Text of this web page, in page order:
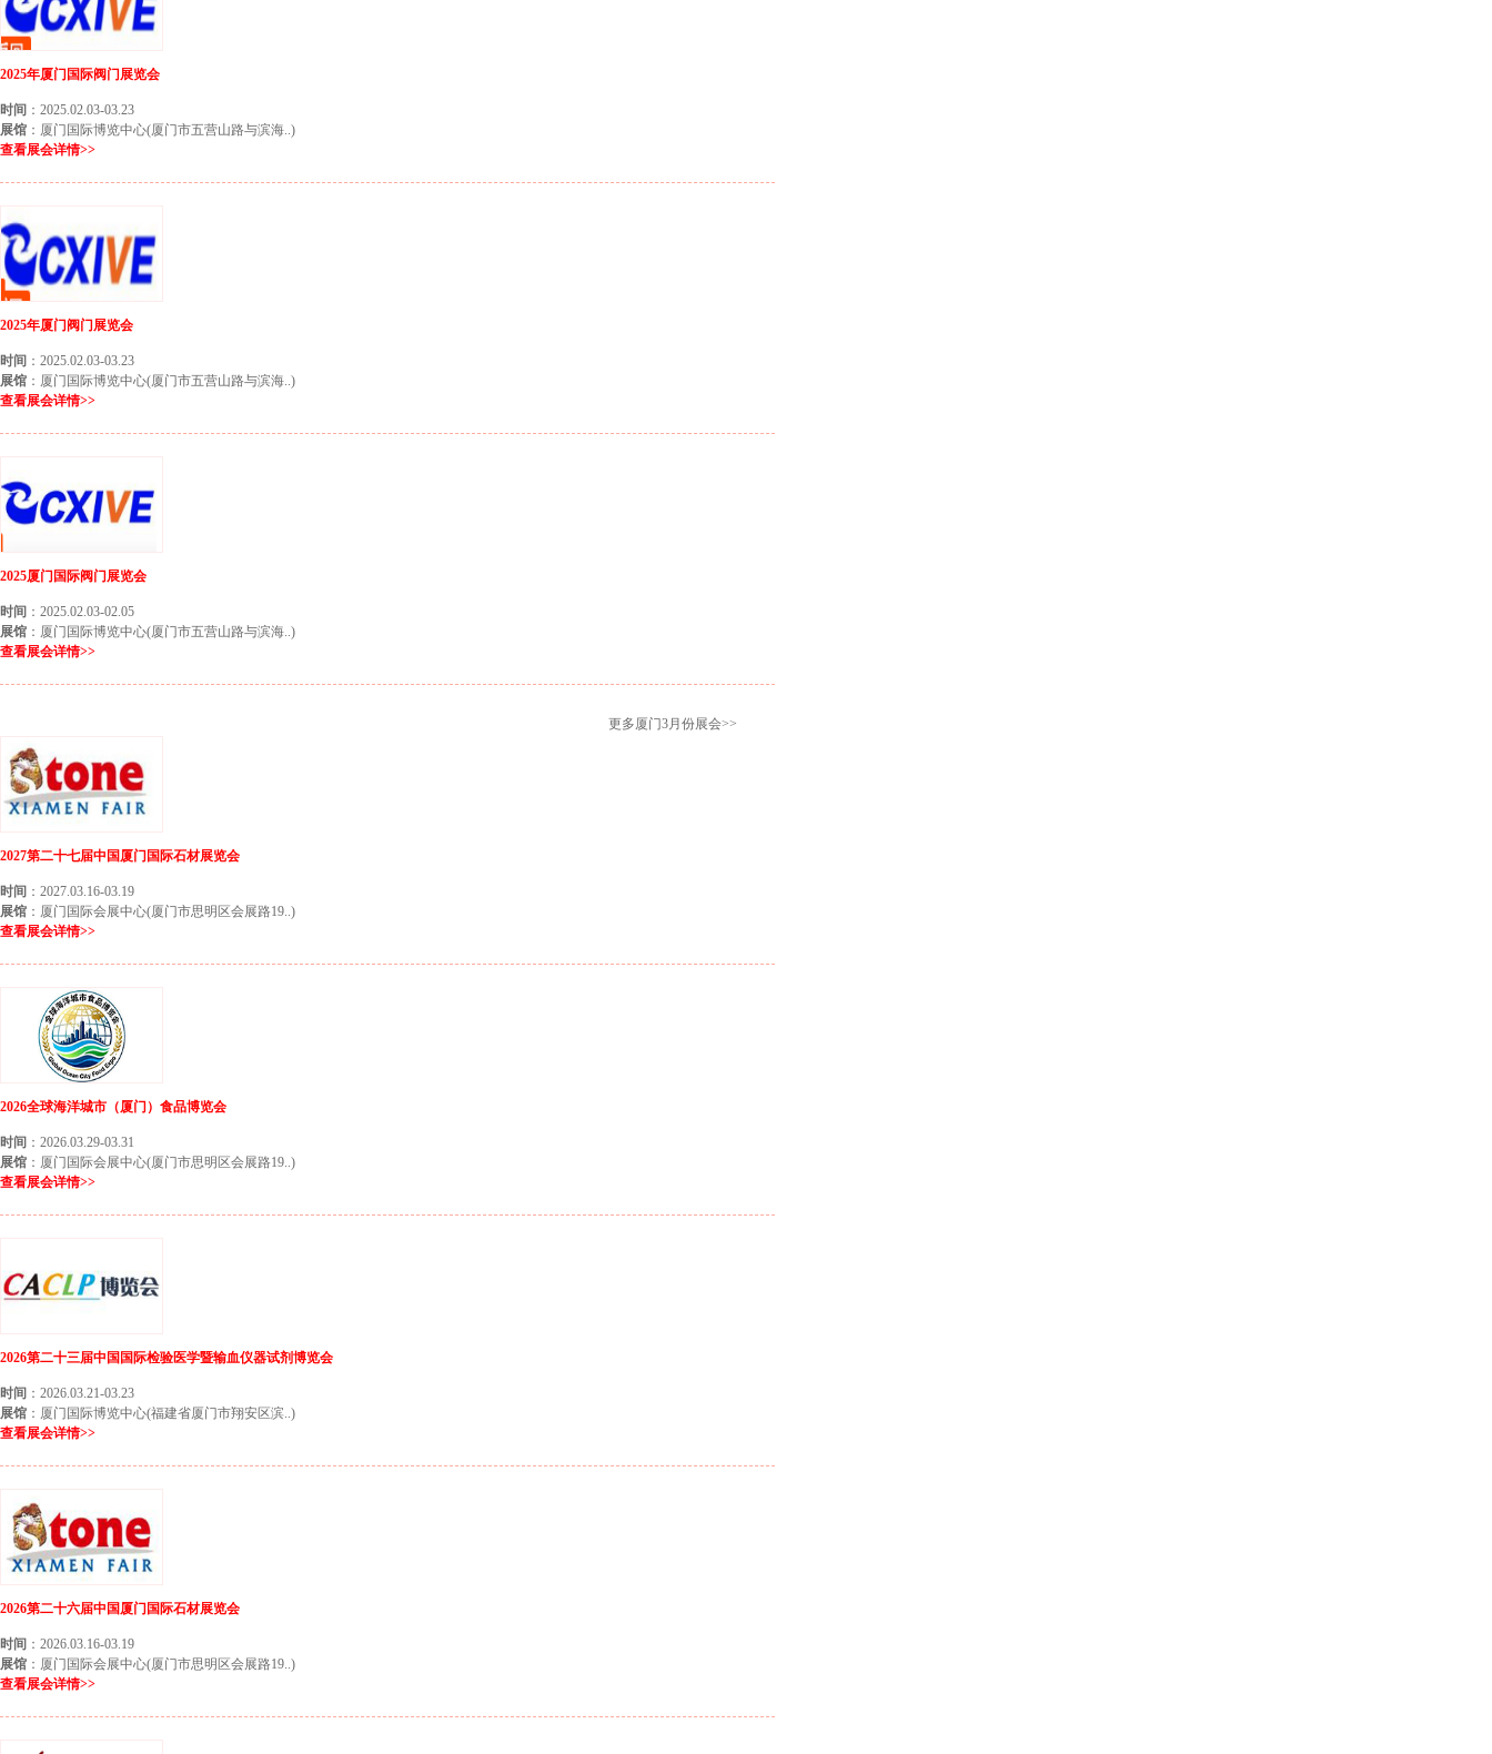
2025年厦门国际阀门展览会
时间 ：2025.02.03-03.23
展馆 ：厦门国际博览中心(厦门市五营山路与滨海..)
查看展会详情>>
2025年厦门阀门展览会
时间 ：2025.02.03-03.23
展馆 ：厦门国际博览中心(厦门市五营山路与滨海..)
查看展会详情>>
2025厦门国际阀门展览会
时间 ：2025.02.03-02.05
展馆 ：厦门国际博览中心(厦门市五营山路与滨海..)
查看展会详情>>
更多厦门3月份展会>>
2027第二十七届中国厦门国际石材展览会
时间 ：2027.03.16-03.19
展馆 ：厦门国际会展中心(厦门市思明区会展路19..)
查看展会详情>>
2026全球海洋城市（厦门）食品博览会
时间 ：2026.03.29-03.31
展馆 ：厦门国际会展中心(厦门市思明区会展路19..)
查看展会详情>>
2026第二十三届中国国际检验医学暨输血仪器试剂博览会
时间 ：2026.03.21-03.23
展馆 ：厦门国际博览中心(福建省厦门市翔安区滨..)
查看展会详情>>
2026第二十六届中国厦门国际石材展览会
时间 ：2026.03.16-03.19
展馆 ：厦门国际会展中心(厦门市思明区会展路19..)
查看展会详情>>